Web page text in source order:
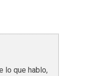
lo que hablo,